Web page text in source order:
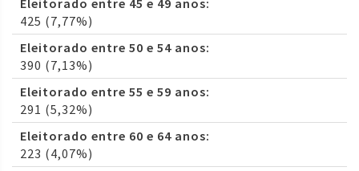
Eleitorado entre 45 e 49 anos:
425 (7,77%)
Eleitorado entre 50 e 54 anos:
390 (7,13%)
Eleitorado entre 55 e 59 anos:
291 (5,32%)
Eleitorado entre 60 e 64 anos:
223 (4,07%)